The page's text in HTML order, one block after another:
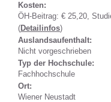
Kosten:
ÖH-Beitrag: € 25,20,
(Detailinfos)
Auslandsaufenthalt:
Nicht vorgeschrieben
Typ der Hochschule:
Fachhochschule
Ort:
Wiener Neustadt